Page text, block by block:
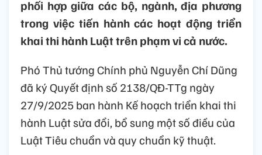
phối hợp giữa các bộ, ngành, địa phương
trong việc tiến hành các hoạt động triển
khai thi hành Luật trên phạm vi cả nước.
Phó Thủ tướng Chính phủ Nguyễn Chí Dũng
đã ký Quyết định số 2138/QĐ-TTg ngày
27/9/2025 ban hành Kế hoạch triển khai thi
hành Luật sửa đổi, bổ sung một số điều của
Luật Tiêu chuẩn và quy chuẩn kỹ thuật.